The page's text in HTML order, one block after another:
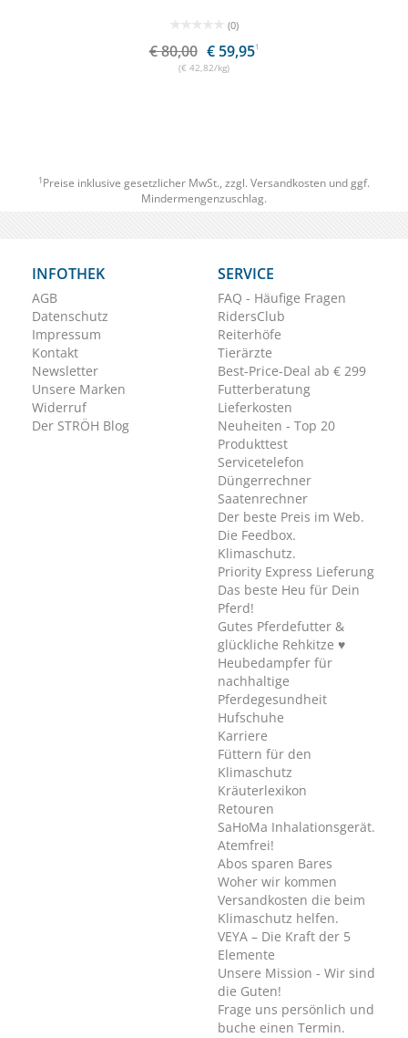
(0)
€ 80,00 € 59,951
(€ 42,82/kg)
1 Preise inklusive gesetzlicher MwSt., zzgl. Versandkosten und ggf.
Mindermengenzuschlag.
INFOTHEK
AGB
Datenschutz
Impressum
Kontakt
Newsletter
Unsere Marken
Widerruf
Der STRÖH Blog
SERVICE
FAQ - Häufige Fragen
RidersClub
Reiterhöfe
Tierärzte
Best-Price-Deal ab € 299
Futterberatung
Lieferkosten
Neuheiten - Top 20
Produkttest
Servicetelefon
Düngerrechner
Saatenrechner
Der beste Preis im Web.
Die Feedbox.
Klimaschutz.
Priority Express Lieferung
Das beste Heu für Dein
Pferd!
Gutes Pferdefutter &
glückliche Rehkitze ♥
Heubedampfer für
nachhaltige
Pferdegesundheit
Hufschuhe
Karriere
Füttern für den
Klimaschutz
Kräuterlexikon
Retouren
SaHoMa Inhalationsgerät.
Atemfrei!
Abos sparen Bares
Woher wir kommen
Versandkosten die beim
Klimaschutz helfen.
VEYA – Die Kraft der 5
Elemente
Unsere Mission - Wir sind
die Guten!
Frage uns persönlich und
buche einen Termin.